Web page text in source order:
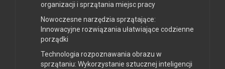
organizacji i sprzątania miejsc pracy
Nowoczesne narzędzia sprzątające:
Innowacyjne rozwiązania ułatwiające codzienne
porządki
Technologia rozpoznawania obrazu w
sprzątaniu: Wykorzystanie sztucznej inteligencji